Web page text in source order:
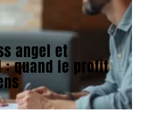
angel et
: quand le profit